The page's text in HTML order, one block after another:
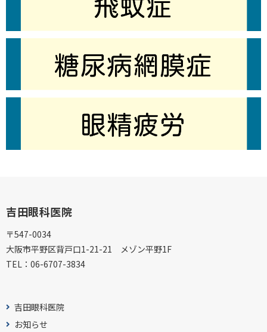
吉田眼科医院
〒547-0034
大阪市平野区背戸口1-21-21 メゾン平野1F
TEL： 06-6707-3834
吉田眼科医院
お知らせ